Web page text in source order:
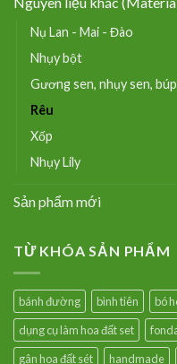
Nụ Lan - Mai - Đào
Nhụy bột
Gương sen, nhụy sen,
Rêu
Xốp
Nhụy Lily
Sản phẩm mới
TỪ KHÓA SẢN PHẨM
bánh đường bình tiên bó
dụng cụ làm hoa đất set
gân hoa đất sét
handmade